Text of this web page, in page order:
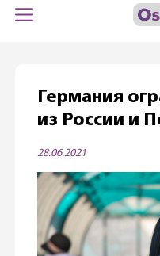
Германия
из России и
28.06.2021